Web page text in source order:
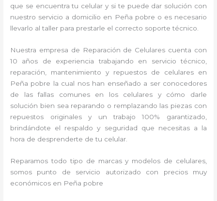
que se encuentra tu celular y si te puede dar solución con
nuestro servicio a domicilio en Peña pobre o es necesario
llevarlo al taller para prestarle el correcto soporte técnico.
Nuestra empresa de Reparación de Celulares cuenta con
10 años de experiencia trabajando en servicio técnico,
reparación, mantenimiento y repuestos de celulares en
Peña pobre la cual nos han enseñado a ser conocedores
de las fallas comunes en los celulares y cómo darle
solución bien sea reparando o remplazando las piezas con
repuestos originales y un trabajo 100% garantizado,
brindándote el respaldo y seguridad que necesitas a la
hora de desprenderte de tu celular.
Reparamos todo tipo de marcas y modelos de celulares,
somos punto de servicio autorizado con precios muy
económicos en Peña pobre